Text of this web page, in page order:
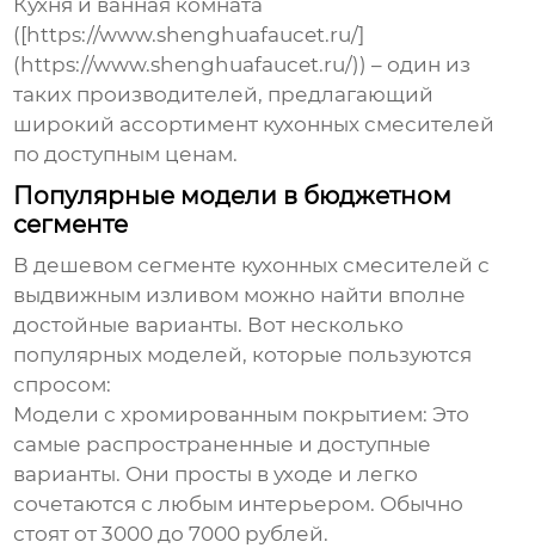
Кухня и ванная комната
([https://www.shenghuafaucet.ru/]
(https://www.shenghuafaucet.ru/)) – один из
таких производителей, предлагающий
широкий ассортимент кухонных смесителей
по доступным ценам.
Популярные модели в бюджетном
сегменте
Вдешевом сегменте кухонных смесителей с
выдвижным изливом можно найти вполне
достойные варианты. Вот несколько
популярных моделей, которые пользуются
спросом:
Модели с хромированным покрытием: Это
самые распространенные и доступные
варианты. Они просты в уходе и легко
сочетаются с любым интерьером. Обычно
стоят от 3000 до 7000 рублей.